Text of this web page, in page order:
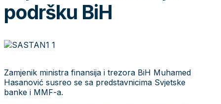
podršku BiH
Zamjenik ministra finansija i trezora BiH Muhamed
Hasanović susreo se sa predstavnicima Svjetske
banke i MMF-a.